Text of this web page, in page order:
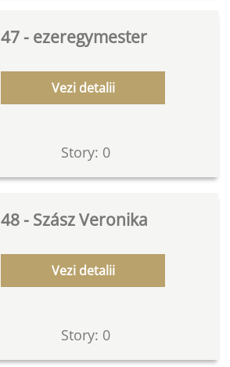
47 - ezeregymester
Vezi detalii
Story: 0
48 - Szász Veronika
Vezi detalii
Story: 0